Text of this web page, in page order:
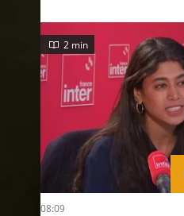
2 min
08:09